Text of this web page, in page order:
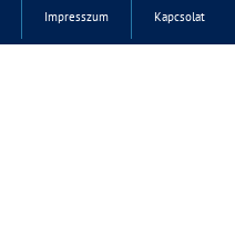
Impresszum Kapcsolat